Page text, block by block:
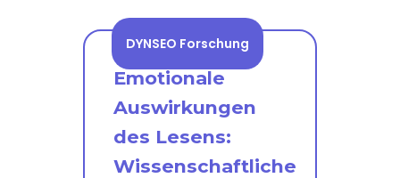
DYNSEO Forschung
Emotionale
Auswirkungen
des Lesens:
Wissenschaftliche